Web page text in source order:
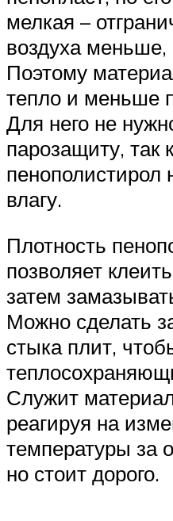
мелкая –
воздуха меньше,
Поэтому
тепло и меньше
Для него не
парозащиту, так
пенополистирол
влагу.
Плотность
позволяет
затем
Можно сделать
стыка плит,
Служит
реагируя на
температуры за
но стоит дорого.